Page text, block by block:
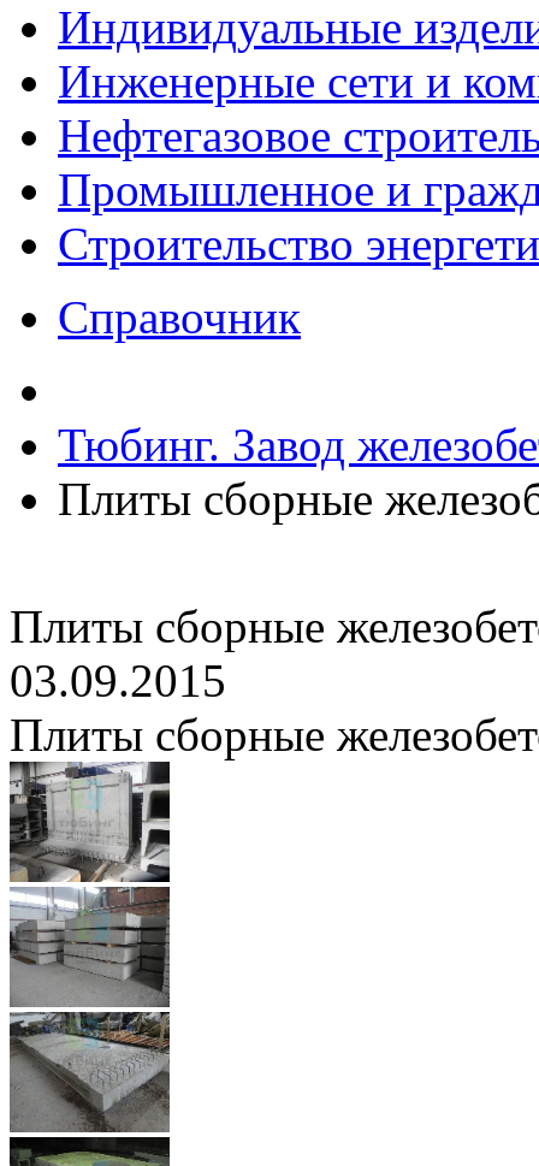
Индивидуальные
Инженерные сети и
Нефтегазовое
Промышленное и
Строительство
Справочник
Тюбинг. Завод
Плиты сборные
Плиты сборные
03.09.2015
Плиты сборные